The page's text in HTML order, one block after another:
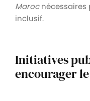
Marocnécessaires
inclusif.
Initiatives
encourager